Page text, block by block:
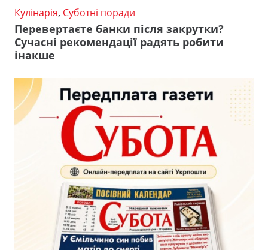
Кулінарія, Суботні поради
Перевертаєте банки після закрутки?
Сучасні рекомендації радять робити
інакше